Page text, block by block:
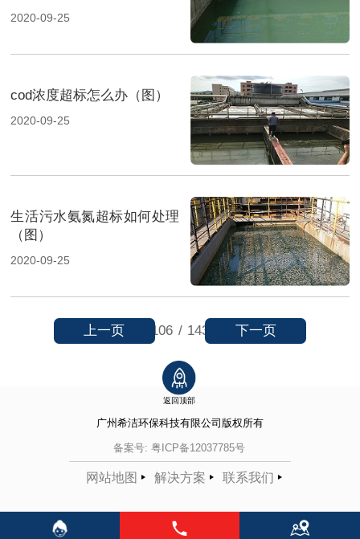
2020-09-25
cod浓度超标怎么办（图）
2020-09-25
生活污水氨氮超标如何处理
（图）
2020-09-25
106 / 143
上一页 下一页
返回顶部
广州希洁环保科技有限公司 版权所有
备案号: 粤ICP备12037785号
网站地图 解决方案 联系我们